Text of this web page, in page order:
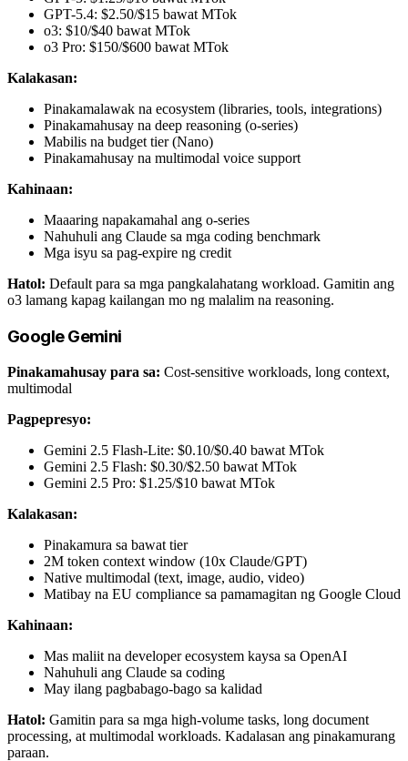
GPT-5.4: $2.50/$15 bawat MTok
o3: $10/$40 bawat MTok
o3 Pro: $150/$600 bawat MTok
Kalakasan:
Pinakamalawak na ecosystem (libraries, tools, integrations)
Pinakamahusay na deep reasoning (o-series)
Mabilis na budget tier (Nano)
Pinakamahusay na multimodal voice support
Kahinaan:
Maaaring napakamahal ang o-series
Nahuhuli ang Claude sa mga coding benchmark
Mga isyu sa pag-expire ng credit
Hatol: Default para sa mga pangkalahatang workload. Gamitin ang
o3 lamang kapag kailangan mo ng malalim na reasoning.
Google Gemini
Pinakamahusay para sa: Cost-sensitive workloads, long context,
multimodal
Pagpepresyo:
Gemini 2.5 Flash-Lite: $0.10/$0.40 bawat MTok
Gemini 2.5 Flash: $0.30/$2.50 bawat MTok
Gemini 2.5 Pro: $1.25/$10 bawat MTok
Kalakasan:
Pinakamura sa bawat tier
2M token context window (10x Claude/GPT)
Native multimodal (text, image, audio, video)
Matibay na EU compliance sa pamamagitan ng Google Cloud
Kahinaan:
Mas maliit na developer ecosystem kaysa sa OpenAI
Nahuhuli ang Claude sa coding
May ilang pagbabago-bago sa kalidad
Hatol: Gamitin para sa mga high-volume tasks, long document
processing, at multimodal workloads. Kadalasan ang pinakamurang
paraan.